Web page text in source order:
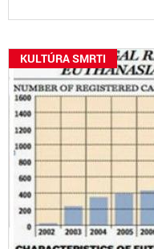
KULTÚRA SMRTI